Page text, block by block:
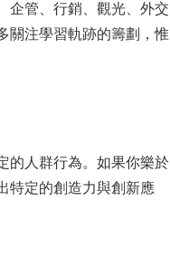
企管、行銷、觀光、外交
關注學習軌跡的籌劃，惟
的人群行為。如果你樂於
特定的創造力與創新應